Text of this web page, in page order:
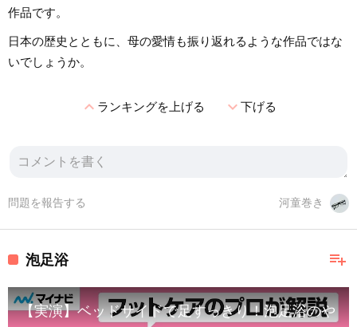
作品です。
日本の歴史とともに、母の愛情も振り返れるような作品ではな
いでしょうか。
expand_lessランキングを上げる expand_more下げる
河童巻き
問題を報告する
playlist_add
泡足浴
【実演】ベッドサイドで足すっきり！泡足浴のやり